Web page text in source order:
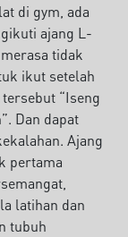
di gym, ada
ajang L-
tidak
ikut setelah
“Iseng
Dan dapat
Ajang
pertama
latihan dan
tubuh